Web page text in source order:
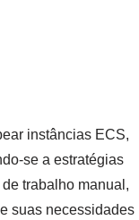
instâncias ECS,
se a estratégias
trabalho manual,
suas necessidades